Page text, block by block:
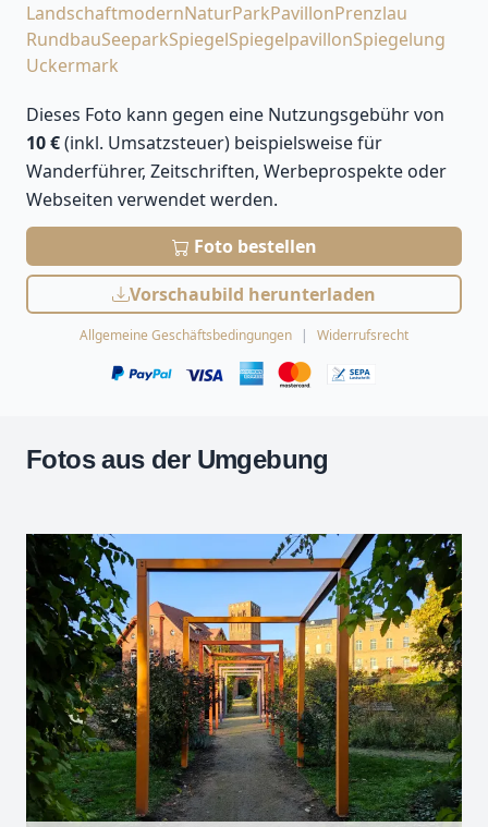
LandschaftmodernNaturParkPavillonPrenzlau
RundbauSeeparkSpiegelSpiegelpavillonSpiegelung
Uckermark
Dieses Foto kann gegen eine Nutzungsgebühr von
10 €(inkl. Umsatzsteuer) beispielsweise für
Wanderführer, Zeitschriften, Werbeprospekte oder
Webseiten verwendet werden.
Foto bestellen
Vorschaubild herunterladen
Allgemeine Geschäftsbedingungen Widerrufsrecht
Fotos aus der Umgebung
+
−